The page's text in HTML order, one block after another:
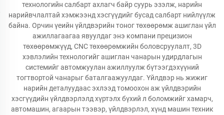
технологийн салбарт ахлагч байр суурь эзэлж, нарийн
нарийвчлалтай хэмжээнд хэсгүүдийг бусад салбарт нийлүүлж
байна. Орчин үеийн үйлдвэрийн тоног төхөөрөмж ашиглан үйл
ажиллагаагаа явуулдаг энэ компани прецизион
төхөөрөмжүүд, CNC төхөөрөмжийн боловсруулалт, 3D
хэвлэлийн технологийг ашиглан чанарын удирдлагын
системийг автомжуулан ажиллуулж бүтээгдэхүүний
тогтвортой чанарыг баталгаажуулдаг. Үйлдвэр нь жижиг
нарийн деталуудаас эхлээд томоохон аж үйлдвэрийн
хэсгүүдийн үйлдвэрлэлд хүртэлх бүхий л боломжийг хамарч,
автомашин, агаарын тээвэр, үйлдвэрлэл, хүнд машин техник